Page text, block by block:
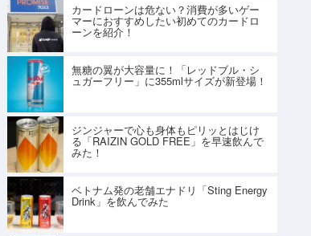
カードローンは危ない？消費が多いゲー
マーにおすすめしたい初めてのカードロ
ーンを紹介！
無糖の翼が大容量に！「レッドブル・シ
ュガーフリー」に355mlサイズが新登場！
ジンジャーで心も身体もピリッとはじけ
る「RAIZIN GOLD FREE」を早速飲んで
みた！
ベトナム発の老舗エナドリ「Sting Energy
Drink」を飲んでみた